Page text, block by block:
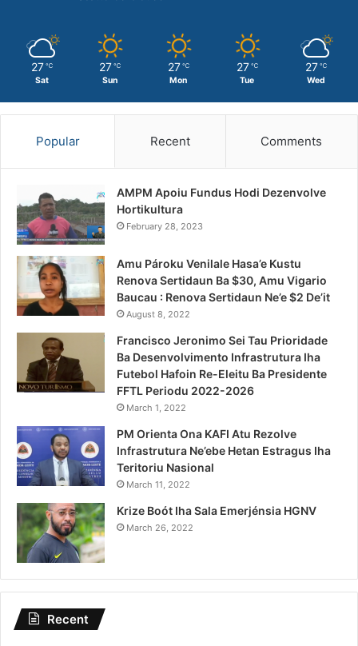
27 ℃
Sat
27 ℃
Sun
27 ℃
Mon
27 ℃
Tue
27 ℃
Wed
Popular Recent Comments
AMPM Apoiu Fundus Hodi Dezenvolve
Hortikultura
February 28, 2023
Amu Pároku Venilale Hasa’e Kustu
Renova Sertidaun Ba $30, Amu Vigario
Baucau : Renova Sertidaun Ne’e $2 De’it
August 8, 2022
Francisco Jeronimo Sei Tau Prioridade
Ba Desenvolvimento Infrastrutura Iha
Futebol Hafoin Re-Eleitu Ba Presidente
FFTL Periodu 2022-2026
March 1, 2022
PM Orienta Ona KAFI Atu Rezolve
Infrastrutura Ne’ebe Hetan Estragus Iha
Teritoriu Nasional
March 11, 2022
Krize Boót Iha Sala Emerjénsia HGNV
March 26, 2022
Recent